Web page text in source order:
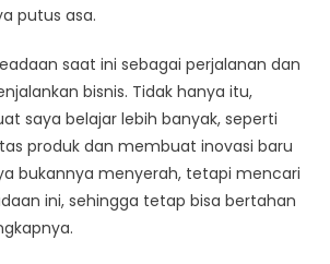
putus asa.
saat ini sebagai perjalanan dan
bisnis. Tidak hanya itu,
saya belajar lebih banyak, seperti
produk dan membuat inovasi baru
bukannya menyerah, tetapi mencari
ini, sehingga tetap bisa bertahan